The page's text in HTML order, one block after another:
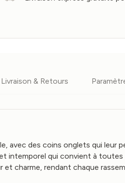
Livraison & Retours
avec des coins onglets qui leur
intemporel qui convient à
charme, rendant chaque